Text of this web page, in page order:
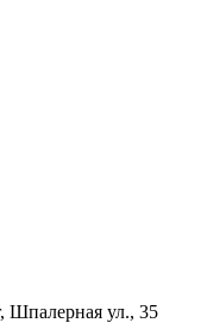
Шпалерная ул., 35